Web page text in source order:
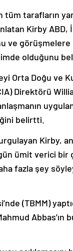
Kirby ABD,
görüşmelere
olduğunu
Direktörü
belirtti.
ümit verici
fazla şey
Abbas’ın